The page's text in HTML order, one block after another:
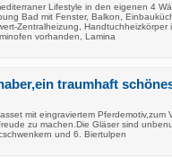
Lifestyle in den eigenen 4
Bad mit Fenster, Balkon,
Zentralheizung, Handtuchheizkörper
vorhanden, Lamina
traumhaft
mit eingraviertem Pferdemotiv,zum
zu machen.Die Gläser sind
und 6. Biertulpen